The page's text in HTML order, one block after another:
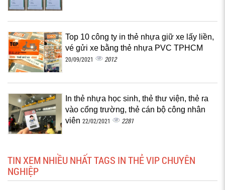
Top 10 công ty in thẻ nhựa giữ xe lấy liền,
vé gửi xe bằng thẻ nhựa PVC TPHCM
20/09/2021 2012
In thẻ nhựa học sinh, thẻ thư viện, thẻ ra
vào cổng trường, thẻ cán bộ công nhân
viên 22/02/2021 2281
TIN XEM NHIỀU NHẤT TAGS IN THẺ VIP CHUYÊN
NGHIỆP